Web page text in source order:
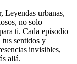
Leyendas urbanas,
no solo
ti. Cada episodio
sentidos y
invisibles,
allá.